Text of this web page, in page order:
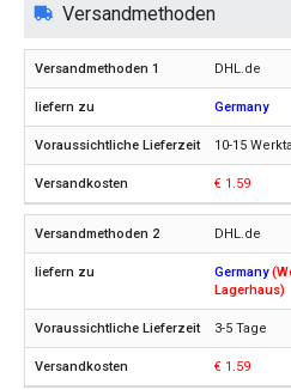
Versandmethoden
DHL.de
Germany
10-15
€ 1.59
DHL.de
Germany
Lagerhaus)
3-5 Tage
€ 1.59